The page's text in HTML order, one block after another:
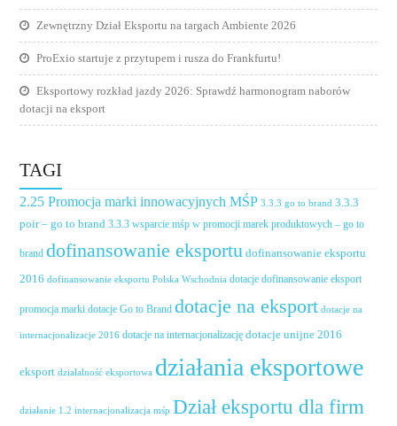
Zewnętrzny Dział Eksportu na targach Ambiente 2026
ProExio startuje z przytupem i rusza do Frankfurtu!
Eksportowy rozkład jazdy 2026: Sprawdź harmonogram naborów
dotacji na eksport
TAGI
2.25 Promocja marki innowacyjnych MŚP 3.3.3 go to brand 3.3.3
poir – go to brand 3.3.3 wsparcie mśp w promocji marek produktowych – go to
brand dofinansowanie eksportu dofinansowanie eksportu
2016 dofinansowanie eksportu Polska Wschodnia dotacje dofinansowanie eksport
promocja marki dotacje Go to Brand dotacje na eksport dotacje na
internacjonalizacje 2016 dotacje na internacjonalizację dotacje unijne 2016
eksport działalność eksportowa działania eksportowe
działanie 1.2 internacjonalizacja mśp Dział eksportu dla firm